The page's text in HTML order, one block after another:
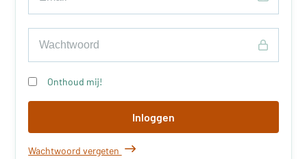
Onthoud mij!
Inloggen
Wachtwoord vergeten